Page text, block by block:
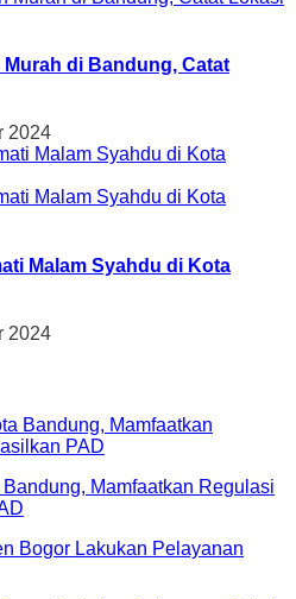
Murah di Bandung, Catat
2024
Malam Syahdu di Kota
2024
Mamfaatkan Regulasi